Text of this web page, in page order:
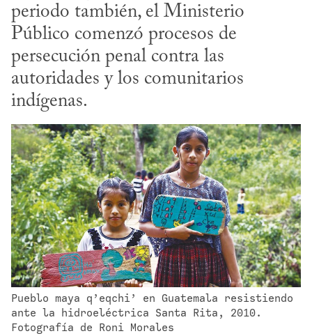
periodo también, el Ministerio
Público comenzó procesos de
persecución penal contra las
autoridades y los comunitarios
indígenas.
Pueblo maya q’eqchi’ en Guatemala resistiendo
ante la hidroeléctrica Santa Rita, 2010.
Fotografía de Roni Morales